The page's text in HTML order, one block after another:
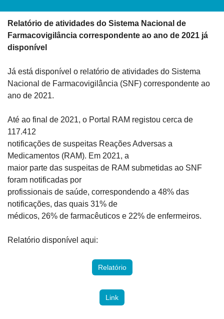
Relatório de atividades do Sistema Nacional de
Farmacovigilância correspondente ao ano de 2021 já
disponível
Já está disponível o relatório de atividades do Sistema
Nacional de Farmacovigilância (SNF) correspondente ao
ano de 2021.
Até ao final de 2021, o Portal RAM registou cerca de
117.412
notificações de suspeitas Reações Adversas a
Medicamentos (RAM). Em 2021, a
maior parte das suspeitas de RAM submetidas ao SNF
foram notificadas por
profissionais de saúde, correspondendo a 48% das
notificações, das quais 31% de
médicos, 26% de farmacêuticos e 22% de enfermeiros.
Relatório disponível aqui:
Relatório
Link